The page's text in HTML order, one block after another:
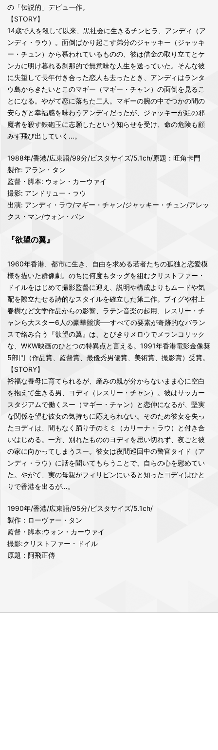
の「伝説的」デビュー作。
【STORY】
14歳で人を殺して以来、黒社会に生きるチンピラ、アンディ（ア
ンディ・ラウ）。面倒ばかり起こす弟分のジャッキー（ジャッキ
ー・チュン）から慕われているものの、彼は借金の取り立てとケ
ンカに明け暮れる刹那的で無意味な人生を送っていた。そんな彼
に失望して長年付き合った恋人も去ったとき、アンディはランタ
ウ島からきたいとこのマギー（マギー・チャン）の面倒を見るこ
とになる。やがて恋に落ちた二人。マギーの腕の中でつかの間の
安らぎと幸福感を味わうアンディだったが、ジャッキーが組の邪
魔者を殺す鉄砲玉に志願したという知らせを受け、命の危険も顧
みず飛び出していく…。
1988年/香港/広東語/99分/ビスタサイズ/5.1ch/原題：旺角卡門
製作: アラン・タン
監督・脚本: ウォン・カーウァイ
撮影: アンドリュー・ラウ
出演: アンディ・ラウ/マギー・チャン/ジャッキー・チュン/アレッ
クス・マン/ウォン・バン
『欲望の翼』
1960年香港、都市に生き、自由を求める若者たちの孤独と恋愛模
様を描いた群像劇。のちに何度もタッグを組むクリストファー・
ドイルをはじめて撮影監督に迎え、説明や構成よりもムードや気
配を際立たせる詩的なスタイルを確立した第二作。プイグや村上
春樹など文学作品からの影響、ラテン音楽の起用、レスリー・チ
ャンら大スター6人の豪華競演──すべての要素が奇跡的なバラン
スで絡み合う『欲望の翼』は、とびきりメロウでメランコリック
な、WKW映画のひとつの特異点と言える。1991年香港電影金像奨
5部門（作品賞、監督賞、最優秀男優賞、美術賞、撮影賞）受賞。
【STORY】
裕福な養母に育てられるが、産みの親が分からないまま心に空白
を抱えて生きる男、ヨディ（レスリー・チャン）。彼はサッカー
スタジアムで働くスー（マギー・チャン）と恋仲になるが、堅実
な関係を望む彼女の気持ちに応えられない。そのため彼女を失っ
たヨディは、間もなく踊り子のミミ（カリーナ・ラウ）と付き合
いはじめる。一方、別れたもののヨディを思い切れず、夜ごと彼
の家に向かってしまうスー。彼女は夜間巡回中の警官タイド（ア
ンディ・ラウ）に話を聞いてもらうことで、自らの心を慰めてい
た。やがて、実の母親がフィリピンにいると知ったヨディはひと
りで香港を出るが…。
1990年/香港/広東語/95分/ビスタサイズ/5.1ch/
製作：ローヴァー・タン
監督・脚本:ウォン・カーウァイ
撮影:クリストファー・ドイル
原題：阿飛正傳